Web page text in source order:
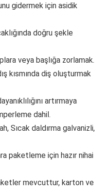
gidermek için asidik
doğru şekle
veya başlığa zorlamak.
kısmında diş oluşturmak
artırmaya
dahil.
Sıcak daldırma galvanizli,
paketleme için hazır nihai
mevcuttur, karton ve